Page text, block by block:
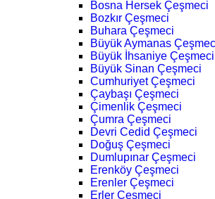
Bosna Hersek Çeşmeci
Bozkır Çeşmeci
Buhara Çeşmeci
Büyük Aymanas
Büyük İhsaniye Çeşmeci
Büyük Sinan Çeşmeci
Cumhuriyet Çeşmeci
Çaybaşı Çeşmeci
Çimenlik Çeşmeci
Çumra Çeşmeci
Devri Cedid Çeşmeci
Doğuş Çeşmeci
Dumlupınar Çeşmeci
Erenköy Çeşmeci
Erenler Çeşmeci
Erler Çeşmeci